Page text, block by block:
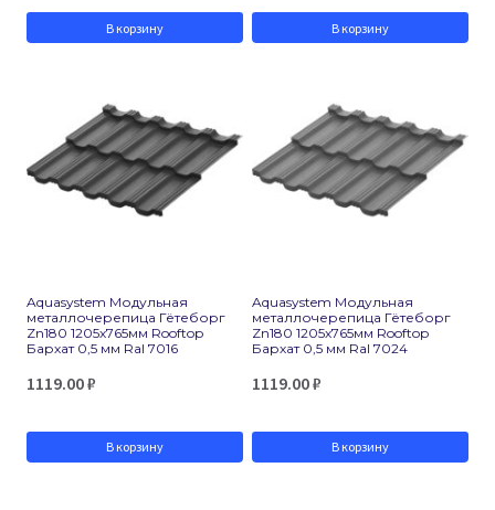
В корзину В корзину
Aquasystem Модульная
металлочерепица Гётеборг
Zn180 1205х765мм Rooftop
Бархат 0,5 мм Ral 7016
1119.00₽
В корзину
Aquasystem Модульная
металлочерепица Гётеборг
Zn180 1205х765мм Rooftop
Бархат 0,5 мм Ral 7024
1119.00₽
В корзину